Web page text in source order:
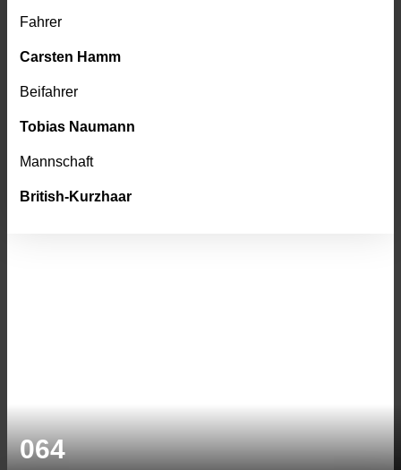
Fahrer
Carsten Hamm
Beifahrer
Tobias Naumann
Mannschaft
British-Kurzhaar
064